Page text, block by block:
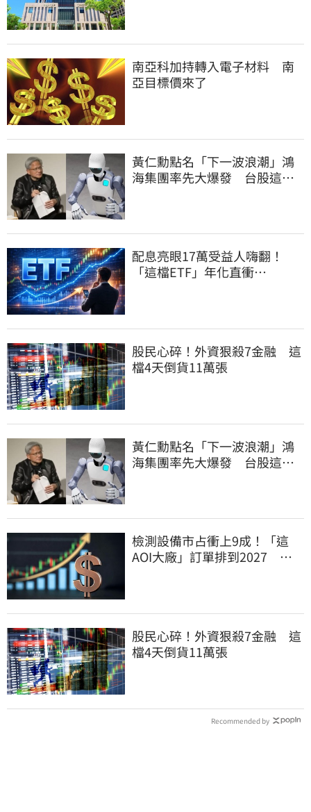
南亞科加持轉入電子材料 南
亞目標價來了
黃仁勳點名「下一波浪潮」鴻
海集團率先大爆發 台股這族
配息亮眼17萬受益人嗨翻！
「這檔ETF」年化直衝
股民心碎！外資狠殺7金融 這
檔4天倒貨11萬張
黃仁勳點名「下一波浪潮」鴻
海集團率先大爆發 台股這族
檢測設備市占衝上9成！「這
AOI大廠」訂單排到2027 目
股民心碎！外資狠殺7金融 這
檔4天倒貨11萬張
Recommended by